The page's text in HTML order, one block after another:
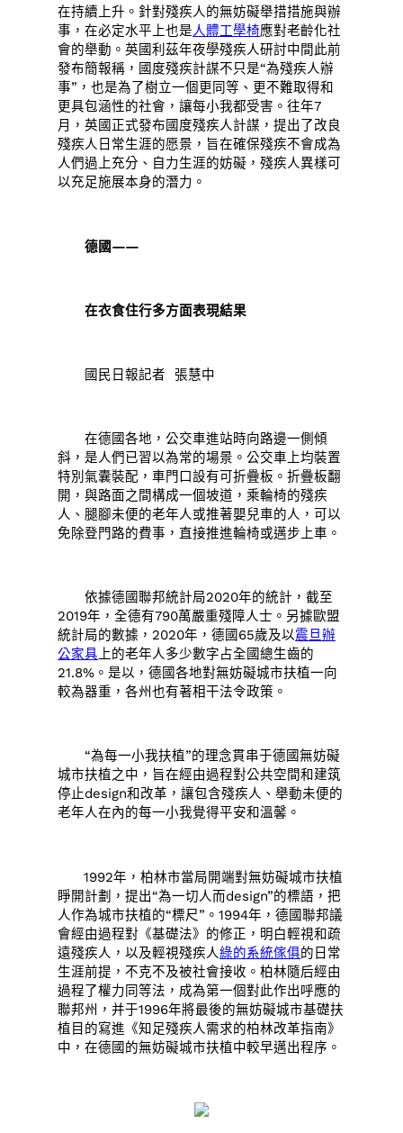
在持續上升。針對殘疾人的無妨礙舉措措施與辦
事，在必定水平上也是人體工學椅應對老齡化社
會的舉動。英國利茲年夜學殘疾人研討中間此前
發布簡報稱，國度殘疾計謀不只是“為殘疾人辦
事”，也是為了樹立一個更同等、更不難取得和
更具包涵性的社會，讓每小我都受害。往年7
月，英國正式發布國度殘疾人計謀，提出了改良
殘疾人日常生涯的愿景，旨在確保殘疾不會成為
人們過上充分、自力生涯的妨礙，殘疾人異樣可
以充足施展本身的潛力。
德國——
在衣食住行多方面表現結果
國民日報記者 張慧中
在德國各地，公交車進站時向路邊一側傾
斜，是人們已習以為常的場景。公交車上均裝置
特別氣囊裝配，車門口設有可折疊板。折疊板翻
開，與路面之間構成一個坡道，乘輪椅的殘疾
人、腿腳未便的老年人或推著嬰兒車的人，可以
免除登門路的費事，直接推進輪椅或邁步上車。
依據德國聯邦統計局2020年的統計，截至
2019年，全德有790萬嚴重殘障人士。另據歐盟
統計局的數據，2020年，德國65歲及以震旦辦
公家具 上的老年人多少數字占全國總生齒的
21.8%。是以，德國各地對無妨礙城市扶植一向
較為器重，各州也有著相干法令政策。
“為每一小我扶植”的理念貫串于德國無妨礙
城市扶植之中，旨在經由過程對公共空間和建筑
停止design和改革，讓包含殘疾人、舉動未便的
老年人在內的每一小我覺得平安和溫馨。
1992年，柏林市當局開端對無妨礙城市扶植
睜開計劃，提出“為一切人而design”的標語，把
人作為城市扶植的“標尺”。1994年，德國聯邦議
會經由過程對《基礎法》的修正，明白輕視和疏
遠殘疾人，以及輕視殘疾人綠的系統傢俱的日常
生涯前提，不克不及被社會接收。柏林隨后經由
過程了權力同等法，成為第一個對此作出呼應的
聯邦州，并于1996年將最後的無妨礙城市基礎扶
植目的寫進《知足殘疾人需求的柏林改革指南》
中，在德國的無妨礙城市扶植中較早邁出程序。